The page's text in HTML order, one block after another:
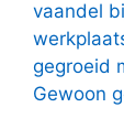
vaandel
gegroeid
Gewoon